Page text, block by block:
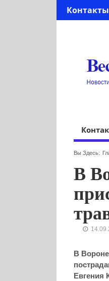
Контакты
Вы Здесь:
В
В
Евгения